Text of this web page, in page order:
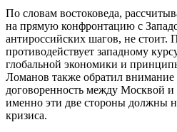
По словам востоковеда,
на прямую конфронтацию с
антироссийских шагов, не стоит.
противодействует западному
глобальной экономики и
Ломанов также обратил
договоренность между Москвой
именно эти две стороны должны
кризиса.